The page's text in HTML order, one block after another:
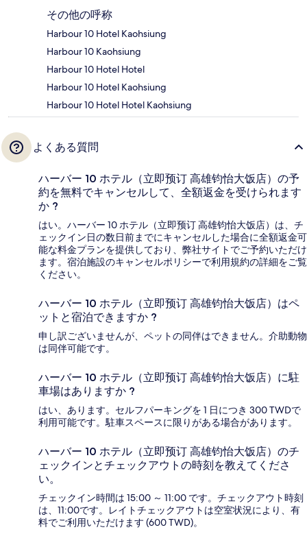
その他の呼称
Harbour 10 Hotel Kaohsiung
Harbour 10 Kaohsiung
Harbour 10 Hotel Hotel
Harbour 10 Hotel Kaohsiung
Harbour 10 Hotel Hotel Kaohsiung
よくある質問
ハーバー 10 ホテル（立即预订 高雄钧怡大饭店）の予
約を無料でキャンセルして、全額返金を受けられます
か ?
はい。ハーバー 10 ホテル（立即预订 高雄钧怡大饭店）は、チ
ェックイン日の数日前までにキャンセルした場合に全額返金可
能な料金プランを提供しており、弊社サイトでご予約いただけ
ます。宿泊施設のキャンセルポリシーで利用規約の詳細をご覧
ください。
ハーバー 10 ホテル（立即预订 高雄钧怡大饭店）はペ
ットと宿泊できますか ?
申し訳ございませんが、ペットの同伴はできません。介助動物
は同伴可能です。
ハーバー 10 ホテル（立即预订 高雄钧怡大饭店）に駐
車場はありますか ?
はい、あります。セルフパーキングを 1 日につき 300 TWDで
利用可能です。駐車スペースに限りがある場合があります。
ハーバー 10 ホテル（立即预订 高雄钧怡大饭店）のチ
ェックインとチェックアウトの時刻を教えてくださ
い。
チェックイン時間は 15:00 ～ 11:00 です。チェックアウト時刻
は、11:00です。レイトチェックアウトは空室状況により、有
料でご利用いただけます (600 TWD)。